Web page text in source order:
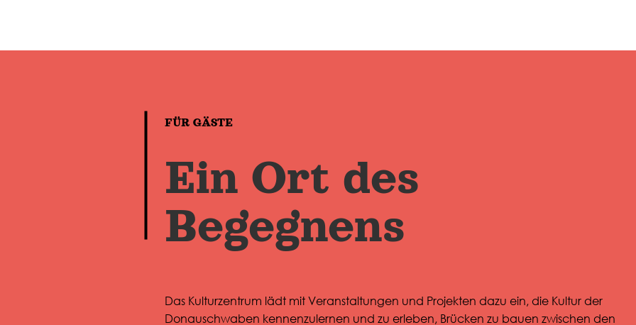
FÜR GÄSTE
Ein Ort des
Begegnens
Das Kulturzentrum lädt mit Veranstaltungen und Projekten dazu ein, die Kultur der
Donauschwaben kennenzulernen und zu erleben, Brücken zu bauen zwischen den